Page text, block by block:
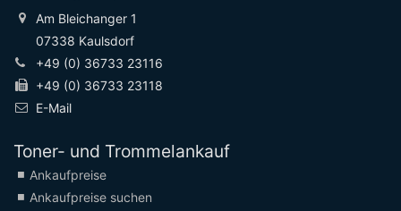
Am Bleichanger 1
07338 Kaulsdorf
+49 (0) 36733 23116
+49 (0) 36733 23118
E-Mail
Toner- und Trommelankauf
Ankaufpreise
Ankaufpreise suchen